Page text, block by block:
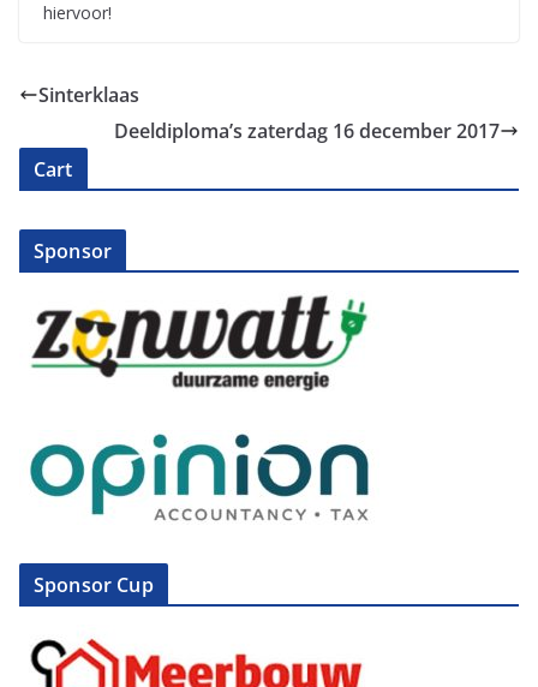
hiervoor!
Sinterklaas
Deeldiploma’s zaterdag 16 december 2017
Cart
Sponsor
Sponsor Cup